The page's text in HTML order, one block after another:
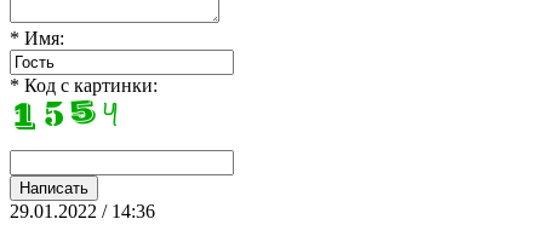
* Имя:
* Код с картинки:
29.01.2022 / 14:36